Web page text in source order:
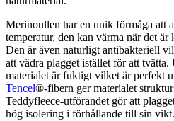
Merinoullen har en unik förmåga att
temperatur, den kan värma när det
Den är även naturligt antibakteriell
att vädra plagget istället för att tvätta.
materialet är fuktigt vilket ärperfekt
Tencel®-fibern ger materialet
Teddyfleece-utförandet gör att
hög isolering i förhållande till sin vikt.